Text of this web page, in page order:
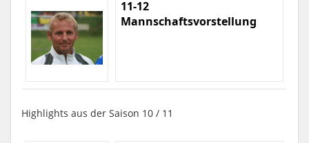
11-12
Mannschaftsvorstellung
Highlights aus der Saison 10 / 11